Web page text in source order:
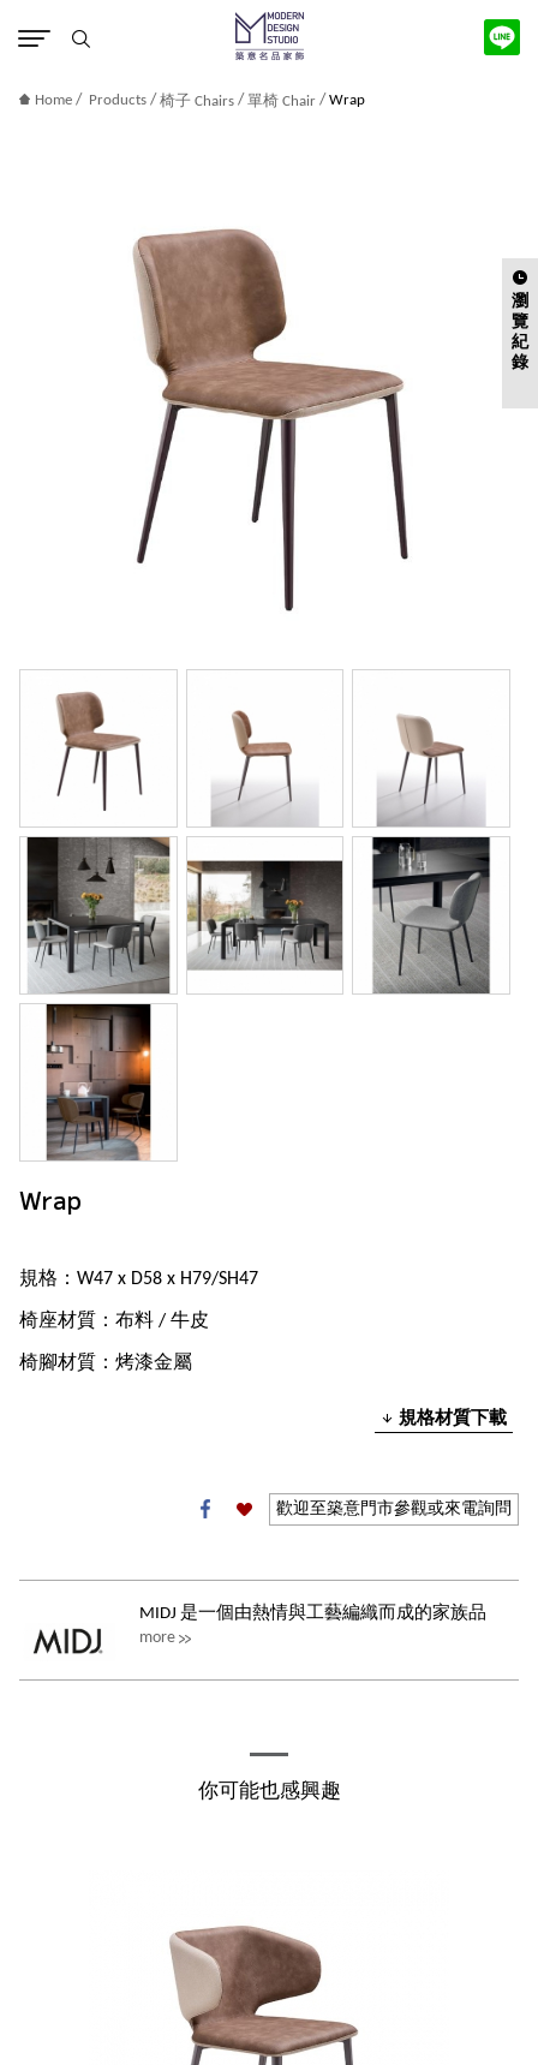
瀏
覽
紀
錄
Home/ Products/ 椅子 Chairs/ 單椅 Chair/ Wrap
Wrap
規格：W47 x D58 x H79/SH47
椅座材質：布料 / 牛皮
椅腳材質：烤漆金屬
規格材質下載
歡迎至築意門市參觀或來電詢問
MIDJ 是一個由熱情與工藝編織而成的家族品
牌，一如義大利人對美好生活的追求，品牌的...
more
你可能也感興趣
版權宣告